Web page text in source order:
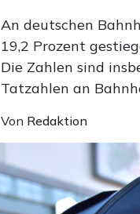
An deutschen
19,2 Prozent
Die Zahlen sind
Tatzahlen an
Von Redaktion